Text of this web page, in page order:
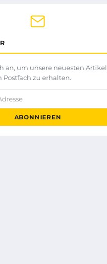
an, um unsere neuesten Artikel
zu erhalten.
ABONNIEREN